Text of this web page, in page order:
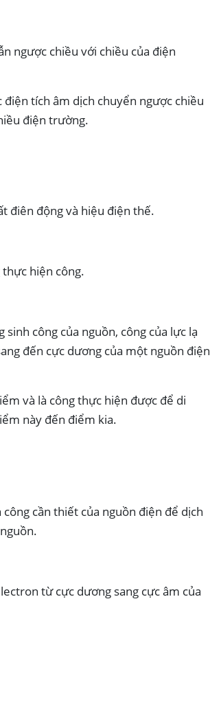
ngược chiều với chiều của điện
tích âm dịch chuyển ngược chiều
điện trường.
điên động và hiệu điện thế.
hiện công.
công của nguồn, công của lực lạ
đến cực dương của một nguồn điện
và là công thực hiện được để di
này đến điểm kia.
cần thiết của nguồn điện để dịch
từ cực dương sang cực âm của